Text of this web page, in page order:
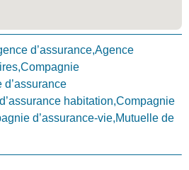
d’assurance,Agence
d’assurance
habitation,Compagnie
d’assurance-vie,Mutuelle de